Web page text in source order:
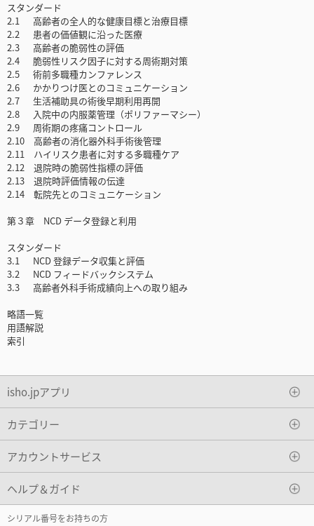
スタンダード
2.1 高齢者の全人的な健康目標と治療目標
2.2 患者の価値観に沿った医療
2.3 高齢者の脆弱性の評価
2.4 脆弱性リスク因子に対する周術期対策
2.5 術前多職種カンファレンス
2.6 かかりつけ医とのコミュニケーション
2.7 生活補助具の術後早期利用再開
2.8 入院中の内服薬管理（ポリファーマシー）
2.9 周術期の疼痛コントロール
2.10 高齢者の消化器外科手術後管理
2.11 ハイリスク患者に対する多職種ケア
2.12 退院時の脆弱性指標の評価
2.13 退院時評価情報の伝達
2.14 転院先とのコミュニケーション
第３章 NCD データ登録と利用
スタンダード
3.1 NCD 登録データ収集と評価
3.2 NCD フィードバックシステム
3.3 高齢者外科手術成績向上への取り組み
略語一覧
用語解説
索引
isho.jpアプリ
カテゴリー
アカウントサービス
ヘルプ＆ガイド
シリアル番号をお持ちの方